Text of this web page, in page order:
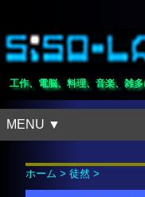
工作、電脳、料理、音楽、雑
MENU ▼
ホーム >徒然 >